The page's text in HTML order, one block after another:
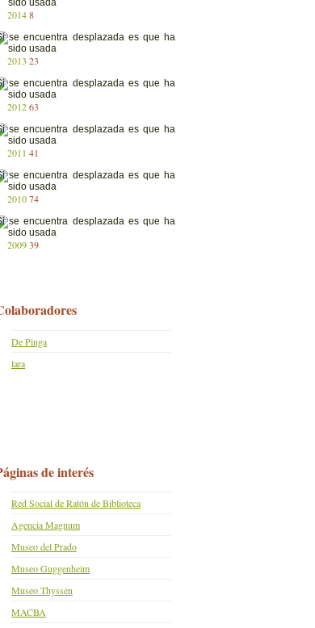
20148
2013 23
201263
2011 41
201074
200939
De Pinga
lara
de interés
Red Social de Ratón de Biblioteca
Agencia Magnum
Museo del Prado
Museo Guggenheim
Museo Thyssen
MACBA